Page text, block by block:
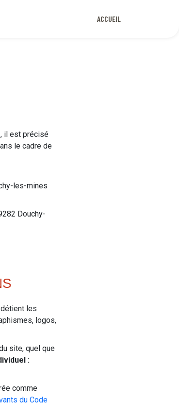
ACCUEIL
il est précisé
le cadre de
les-mines
Douchy-
les
logos,
site, quel que
:
comme
du Code